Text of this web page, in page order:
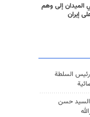
الميدان إلى وهم
إيران
رئیس السلطة
السيد حسن